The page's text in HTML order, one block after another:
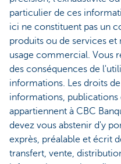
particulier de ces
ici ne constituent pas un
produits ou de services et
usage commercial. Vous
des conséquences de
informations. Les droits
informations,
appartiennent à CBC
devez vous abstenir d'y
exprès, préalable et écrit
transfert, vente,